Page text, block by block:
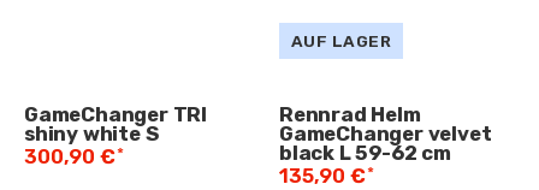
GameChanger TRI
shiny white S
300,90 €*
AUF LAGER
Rennrad Helm
GameChanger velvet
black L 59-62 cm
135,90 €*